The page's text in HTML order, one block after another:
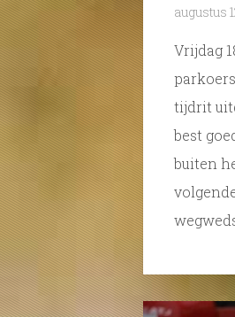
augustus
Vrijdag
tijdrit
best
buiten